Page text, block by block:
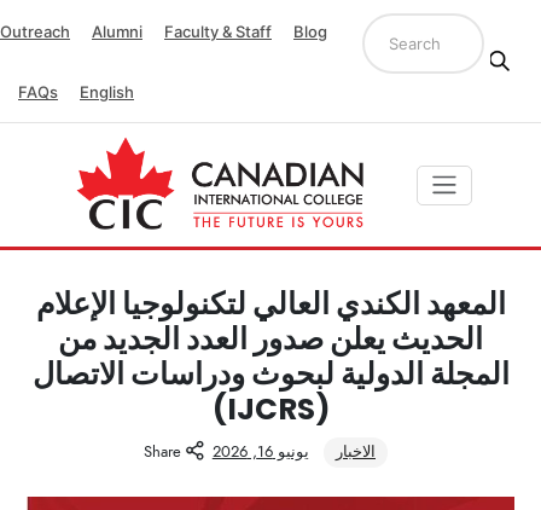
Outreach Alumni Faculty & Staff Blog
FAQs English
المعهد الكندي العالي لتكنولوجيا الإعلام
الحديث يعلن صدور العدد الجديد من
المجلة الدولية لبحوث ودراسات الاتصال
(IJCRS)
الاخبار يونيو 16, 2026 Share